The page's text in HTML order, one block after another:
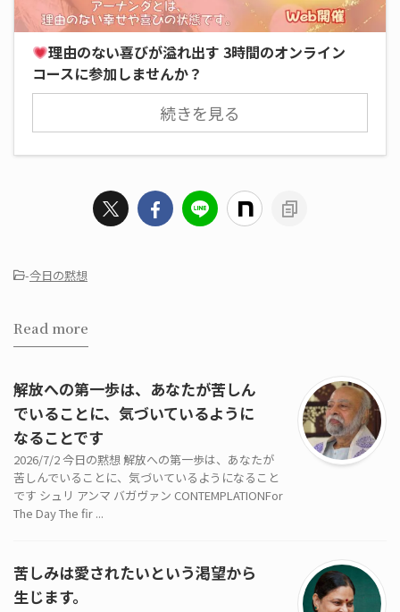
理由のない喜びが溢れ出す 3時間のオンライン
コースに参加しませんか？
続きを見る
-今日の黙想
Read more
解放への第一歩は、あなたが苦しん
でいることに、気づいているように
なることです
2026/7/2 今日の黙想 解放への第一歩は、あなたが
苦しんでいることに、気づいているようになること
です シュリ アンマ バガヴァン CONTEMPLATIONFor
The Day The fir ...
苦しみは愛されたいという渇望から
生じます。